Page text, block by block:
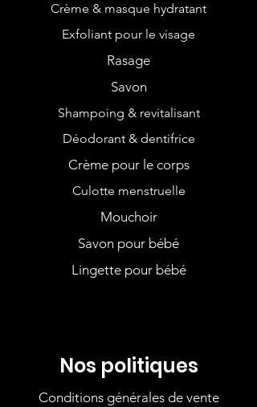
Crème & masque hydratant
Exfoliant pour le visage
Rasage
Savon
Shampoing & revitalisant
Déodorant & dentifrice
Crème pour le corps
Culotte menstruelle
Mouchoir
Savon pour bébé
Lingette pour bébé
Nos politiques
Conditions générales de vente